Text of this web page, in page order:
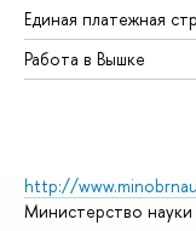
Единая платежная
Работа в Вышке
http://
Министерство